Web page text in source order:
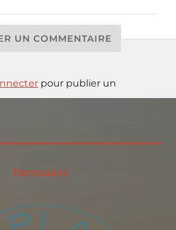
UN COMMENTAIRE
pour publier un
Partenaires